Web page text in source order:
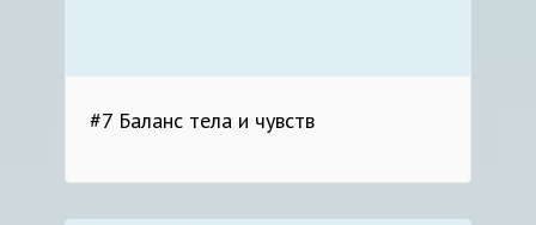
#7 Баланс тела и чувств